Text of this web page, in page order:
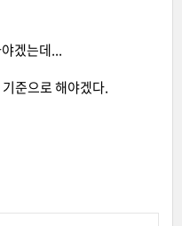
겠는데...
준으로 해야겠다.